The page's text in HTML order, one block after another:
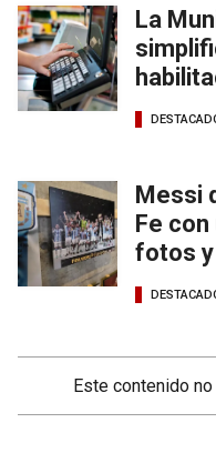
La
Messi
Fe
fotos
Este contenido